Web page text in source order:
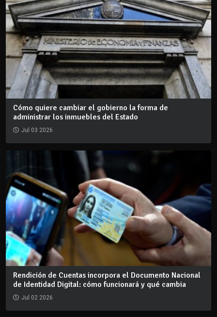
Cómo quiere cambiar el gobierno la forma de
administrar los inmuebles del Estado
Jul 03 2026
Rendición de Cuentas incorpora el Documento Nacional
de Identidad Digital: cómo funcionará y qué cambia
Jul 02 2026